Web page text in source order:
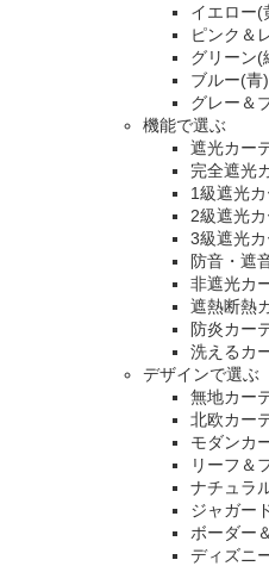
イエロー(
ピンク＆
グリーン(
ブルー(青
グレー＆
機能で選ぶ
遮光カー
完全遮光
1級遮光
2級遮光
3級遮光
防音・遮
非遮光カ
遮熱断熱
防炎カー
洗えるカ
デザインで選ぶ
無地カー
北欧カー
モダンカ
リーフ＆
ナチュラ
ジャガー
ボーダー
ディズニ